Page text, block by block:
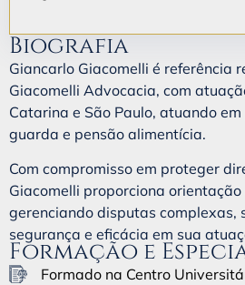
Biografia
Giancarlo Giacomelli é referência
Giacomelli Advocacia, com
Catarina e São Paulo, atuando
guarda e pensão alimentícia.
Com compromisso em proteger
Giacomelli proporciona
gerenciando disputas complexas,
segurança e eficácia em sua
Formação e
Formado na Centro